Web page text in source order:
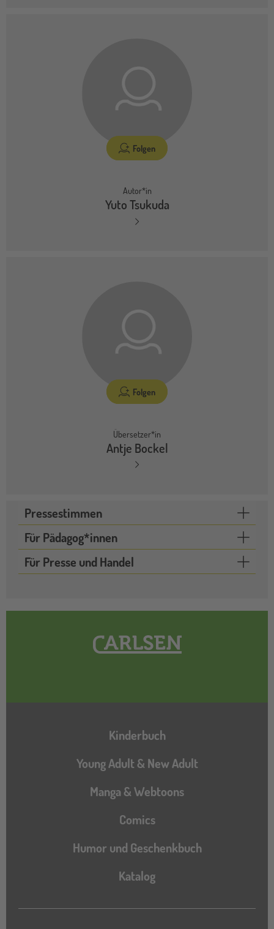
Folgen
Autor*in
Yuto Tsukuda
Folgen
Übersetzer*in
Antje Bockel
Pressestimmen
Für Pädagog*innen
Für Presse und Handel
Hauptnavigation
Kinderbuch
Young Adult & New Adult
Manga & Webtoons
Comics
Humor und Geschenkbuch
Katalog
Katalog